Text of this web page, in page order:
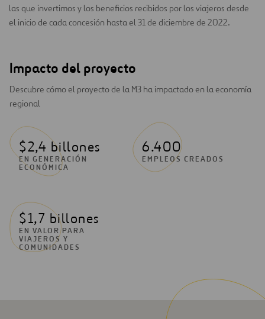
las que invertimos y los beneficios recibidos por los viajeros desde
el inicio de cada concesión hasta el 31 de diciembre de 2022.
Impacto del proyecto
Descubre cómo el proyecto de la M3 ha impactado en la economía
regional
$2,4 billones
EN GENERACIÓN
ECONÓMICA
6.400
EMPLEOS CREADOS
$1,7 billones
EN VALOR PARA
VIAJEROS Y
COMUNIDADES